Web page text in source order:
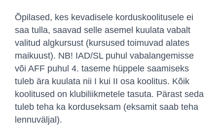
Õpilased, kes kevadisele korduskoolitusele ei
saa tulla, saavad selle asemel kuulata vabalt
valitud algkursust (kursused toimuvad alates
maikuust). NB! IAD/SL puhul vabalangemisse
või AFF puhul 4. taseme hüppele saamiseks
tuleb ära kuulata nii I kui II osa koolitus. Kõik
koolitused on klubiliikmetele tasuta. Pärast seda
tuleb teha ka korduseksam (eksamit saab teha
lennuväljal).